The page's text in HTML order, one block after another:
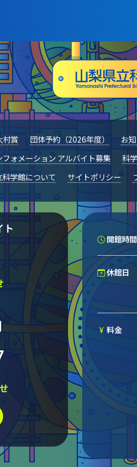
村賞 団体予約（2026年度） お
フォメーション アルバイト募集 科
科学館について サイトポリシー
ト
開館時間
休館日
料金